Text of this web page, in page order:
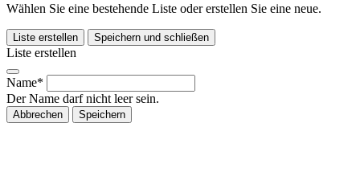
Wählen Sie eine bestehende Liste oder erstellen Sie eine neue.
Liste erstellen Speichern und schließen
Liste erstellen
Name*
Der Name darf nicht leer sein.
Abbrechen Speichern